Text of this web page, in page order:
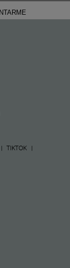
TIKTOK